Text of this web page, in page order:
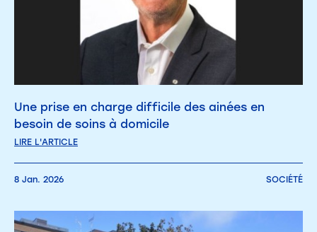
Une prise en charge difficile des ainées en
besoin de soins à domicile
LIRE L'ARTICLE
8 Jan. 2026 SOCIÉTÉ